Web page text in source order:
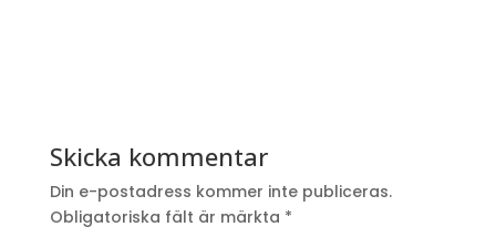
Skicka kommentar
Din e-postadress kommer inte publiceras.
Obligatoriska fält är märkta *